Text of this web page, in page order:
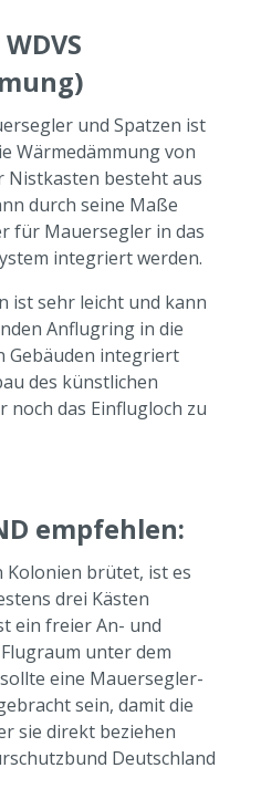
und Spatzen ist
Wärmedämmung von
Nistkasten besteht aus
durch seine Maße
für Mauersegler in das
integriert werden.
ist sehr leicht und kann
Anflugring in die
Gebäuden integriert
des künstlichen
das Einflugloch zu
empfehlen:
Kolonien brütet, ist es
drei Kästen
ein freier An- und
unter dem
eine Mauersegler-
sein, damit die
sie direkt beziehen
Deutschland